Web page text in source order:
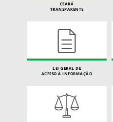
CEARÁ
TRANSPARENTE
LEI GERAL DE
ACESSO À INFORMAÇÃO